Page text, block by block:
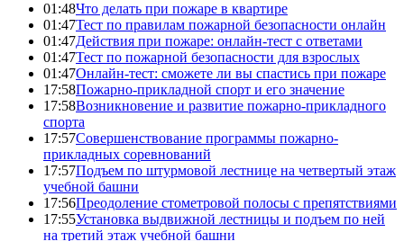
01:48Что делать при пожаре в квартире
01:47Тест по правилам пожарной безопасности онлайн
01:47Действия при пожаре: онлайн-тест с ответами
01:47Тест по пожарной безопасности для взрослых
01:47Онлайн-тест: сможете ли вы спастись при пожаре
17:58Пожарно-прикладной спорт и его значение
17:58Возникновение и развитие пожарно-прикладного
спорта
17:57Совершенствование программы пожарно-
прикладных соревнований
17:57Подъем по штурмовой лестнице на четвертый этаж
учебной башни
17:56Преодоление стометровой полосы с препятствиями
17:55Установка выдвижной лестницы и подъем по ней
на третий этаж учебной башни